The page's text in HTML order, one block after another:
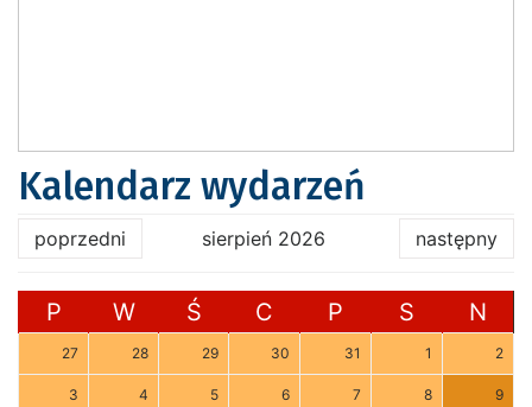
Kalendarz wydarzeń
poprzedni sierpień 2026 następny
P W Ś C P S N
27 28 29 30 31 1 2
3 4 5 6 7 8 9